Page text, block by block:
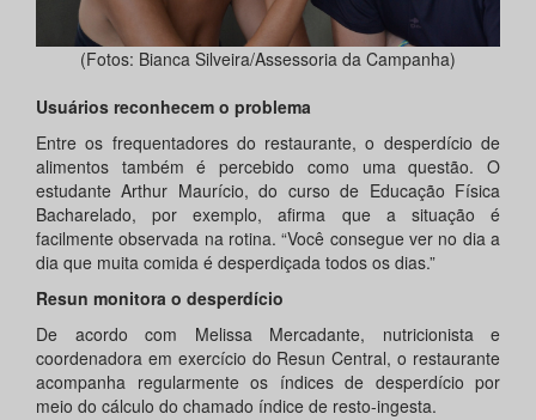
(Fotos: Bianca Silveira/Assessoria da Campanha)
Usuários reconhecem o problema
Entre os frequentadores do restaurante, o desperdício de
alimentos também é percebido como uma questão. O
estudante Arthur Maurício, do curso de Educação Física
Bacharelado, por exemplo, afirma que a situação é
facilmente observada na rotina. “Você consegue ver no dia a
dia que muita comida é desperdiçada todos os dias.”
Resun monitora o desperdício
De acordo com Melissa Mercadante, nutricionista e
coordenadora em exercício do Resun Central, o restaurante
acompanha regularmente os índices de desperdício por
meio do cálculo do chamado índice de resto-ingesta.